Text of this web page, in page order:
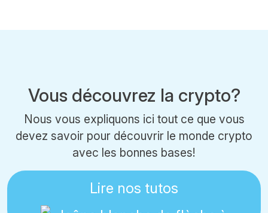
Vous découvrez la crypto?
Nous vous expliquons ici tout ce que vous
devez savoir pour découvrir le monde crypto
avec les bonnes bases!
Lire nos tutos